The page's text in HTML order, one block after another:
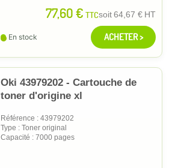
77,60 € TTCsoit64,67 € HT
En stock ACHETER >
Oki 43979202 - Cartouche de
toner d'origine xl
Référence : 43979202
Type : Toner original
Capacité : 7000 pages